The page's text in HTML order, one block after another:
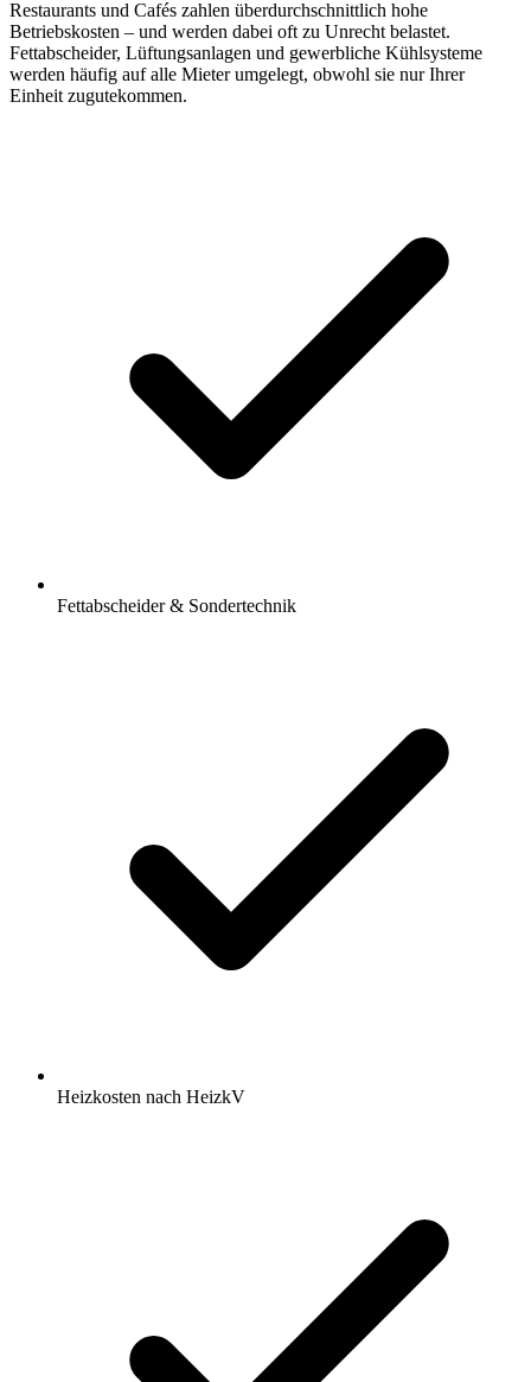
Restaurants und Cafés zahlen überdurchschnittlich hohe
Betriebskosten – und werden dabei oft zu Unrecht belastet.
Fettabscheider, Lüftungsanlagen und gewerbliche Kühlsysteme
werden häufig auf alle Mieter umgelegt, obwohl sie nur Ihrer
Einheit zugutekommen.
Fettabscheider & Sondertechnik
Heizkosten nach HeizkV